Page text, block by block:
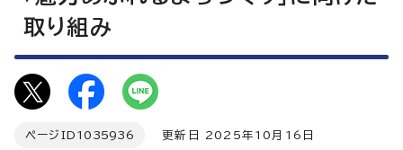
取り組み
ページID 1035936 更新日 2025年10月16日